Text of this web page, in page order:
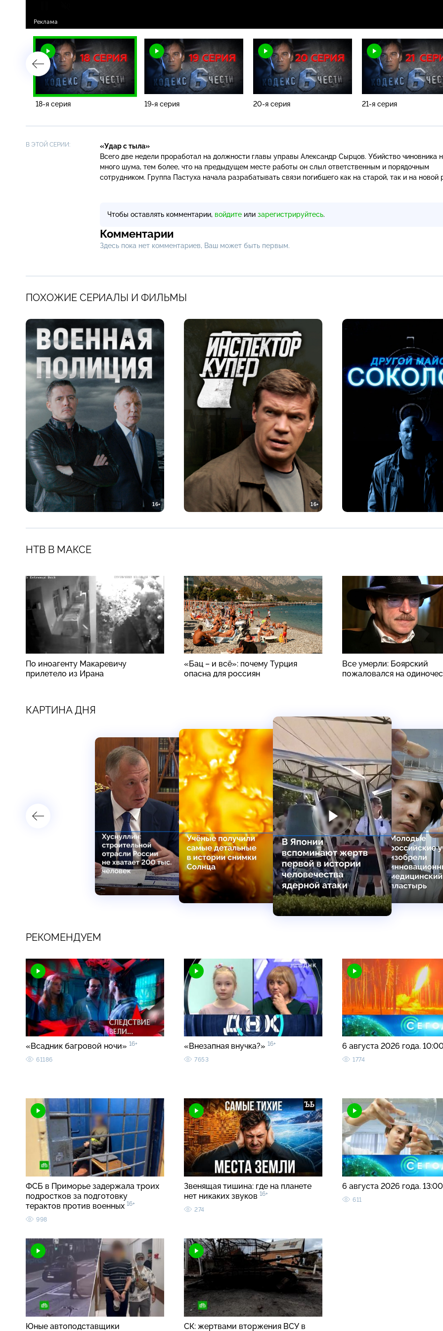
18-я серия 19-я серия 20-я серия 21-я серия
В ЭТОЙ СЕРИИ:
«Удар с тыла»
Всего две недели проработал на должности главы управы Александр Сырцов. Убийство чиновника
много шума, тем более, что на предыдущем месте работы он слыл ответственным и порядочным
сотрудником. Группа Пастуха начала разрабатывать связи погибшего как на старой, так и на новой
Чтобы оставлять комментарии, войдите или зарегистрируйтесь.
Комментарии
Здесь пока нет комментариев, Ваш может быть первым.
ПОХОЖИЕ СЕРИАЛЫ И ФИЛЬМЫ
16+ 16+
НТВ В МАКСЕ
По иноагенту Макаревичу
прилетело из Ирана
«Бац – и всё»: почему Турция
опасна для россиян
Все умерли: Боярский
пожаловался на
КАРТИНА ДНЯ
РЕКОМЕНДУЕМ
«Всадник багровой ночи» 16+
61186
«Внезапная внучка?» 16+
7653
6 августа 2026 года.
1774
ФСБ в Приморье задержала троих
подростков за подготовку
терактов против военных 16+
998
Звенящая тишина: где на планете
нет никаких звуков 16+
274
6 августа 2026 года. 13:00
611
Юные автоподставщики СК: жертвами вторжения ВСУ в